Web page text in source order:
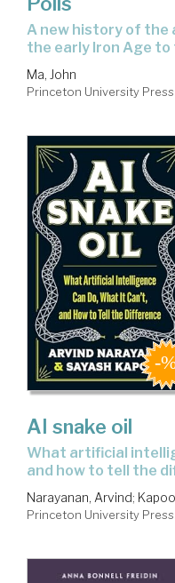
a new history of the ancient Greek city-state from
the early Iron Age
Ma, John
Princeton University
AI snake oil
what artificial intelligence can do, what it can't,
and how to tell the
Narayanan, Arvind;
Princeton University